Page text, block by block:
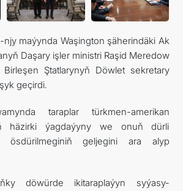
maýynda Waşington şäherindäki Ak
Daşary işler ministri Raşid Meredow
Ştatlarynyň Döwlet sekretary
geçirdi.
taraplar türkmen-amerikan
häzirki ýagdaýyny we onuň dürli
ösdürilmeginiň geljegini ara alyp
döwürde ikitaraplaýyn syýasy-